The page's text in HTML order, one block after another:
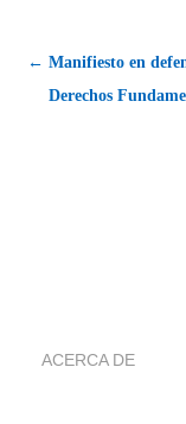
← Manifiesto en
Derechos
ACERCA DE